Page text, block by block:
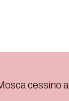
cessino